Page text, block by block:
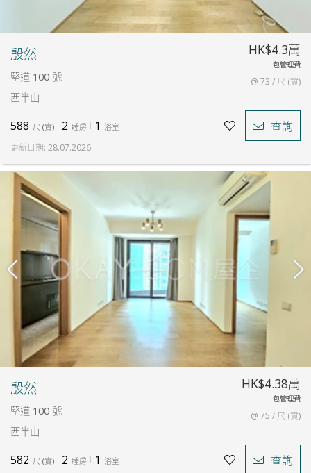
殷然
堅道 100 號
西半山
HK$4.3萬
包管理費
@ 73 / 尺 (實)
588 尺 (實) 2 睡房 1 浴室 查詢
更新日期: 28.07.2026
殷然
堅道 100 號
西半山
HK$4.38萬
包管理費
@ 75 / 尺 (實)
582 尺 (實) 2 睡房 1 浴室 查詢